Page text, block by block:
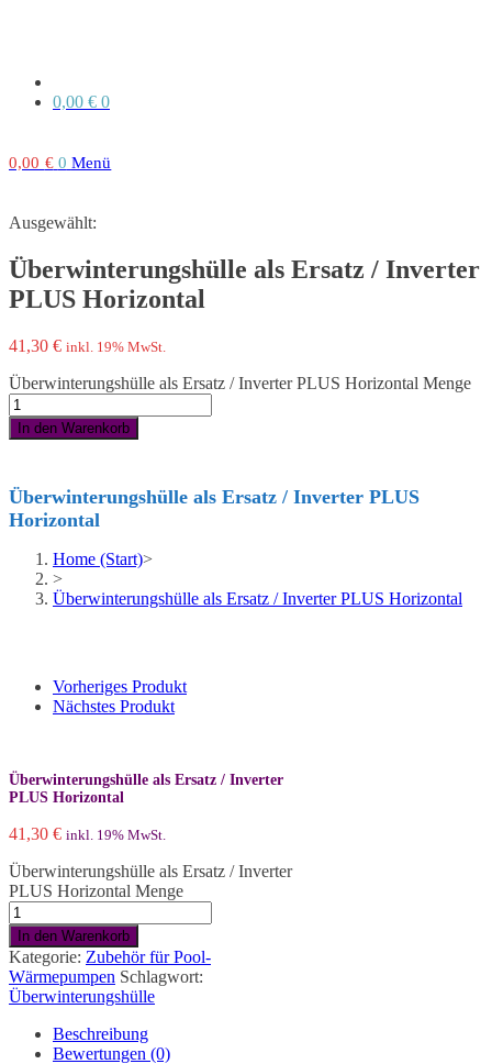
0,00 € 0
0,00 € 0 Menü
Ausgewählt:
Überwinterungshülle als Ersatz / Inverter
PLUS Horizontal
41,30 € inkl. 19% MwSt.
Überwinterungshülle als Ersatz / Inverter PLUS Horizontal Menge
In den Warenkorb
Überwinterungshülle als Ersatz / Inverter PLUS
Horizontal
Home (Start)>
>
Überwinterungshülle als Ersatz / Inverter PLUS Horizontal
Vorheriges Produkt
Nächstes Produkt
Überwinterungshülle als Ersatz / Inverter
PLUS Horizontal
41,30 € inkl. 19% MwSt.
Überwinterungshülle als Ersatz / Inverter
PLUS Horizontal Menge
In den Warenkorb
Kategorie: Zubehör für Pool-
Wärmepumpen Schlagwort:
Überwinterungshülle
Beschreibung
Bewertungen (0)